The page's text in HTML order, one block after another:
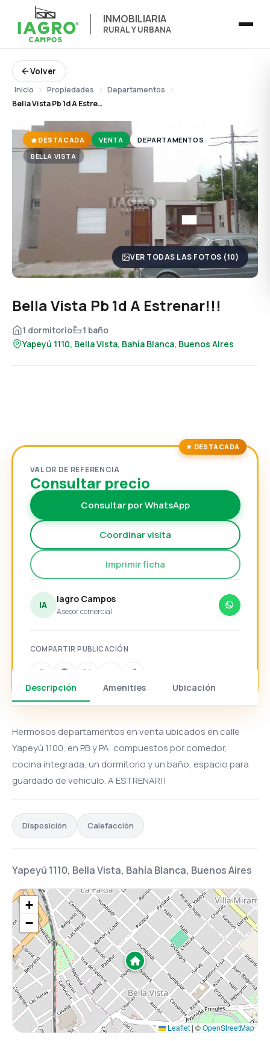
INMOBILIARIA
RURAL Y URBANA
Volver
Inicio Propiedades
Departamentos
Bella Vista Pb 1d A Estrenar!!!
DESTACADA VENTA
DEPARTAMENTOS
BELLA VISTA
VER TODAS LAS FOTOS (10)
Bella Vista Pb 1d A Estrenar!!!
1 dormitorio
1 baño
Yapeyú 1110, Bella Vista, Bahía Blanca, Buenos Aires
Descripción Amenities Ubicación
Hermosos departamentos en venta ubicados en calle
Yapeyú 1100, en PB y PA, compuestos por comedor,
cocina integrada, un dormitorio y un baño, espacio para
guardado de vehiculo. A ESTRENAR!!
Disposición Calefacción
Yapeyú 1110, Bella Vista, Bahía Blanca, Buenos Aires
+
−
Leaflet | ©OpenStreetMap
VALOR DE REFERENCIA
Consultar precio
Consultar por WhatsApp
Coordinar visita
Imprimir ficha
IA
Iagro Campos
Asesor comercial
COMPARTIR PUBLICACIÓN